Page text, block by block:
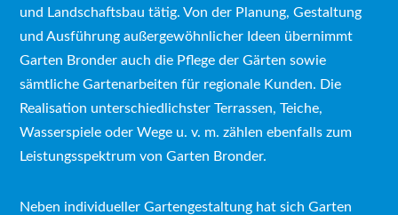
und Landschaftsbau tätig. Von der Planung, Gestaltung
und Ausführung außergewöhnlicher Ideen übernimmt
Garten Bronder auch die Pflege der Gärten sowie
sämtliche Gartenarbeiten für regionale Kunden. Die
Realisation unterschiedlichster Terrassen, Teiche,
Wasserspiele oder Wege u. v. m. zählen ebenfalls zum
Leistungsspektrum von Garten Bronder.
Neben individueller Gartengestaltung hat sich Garten